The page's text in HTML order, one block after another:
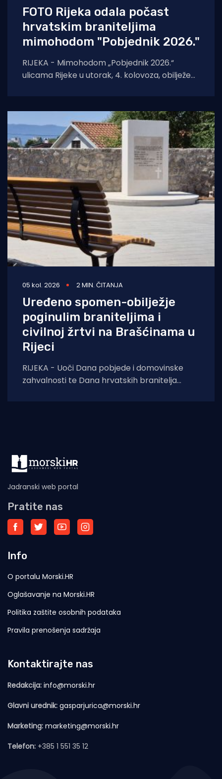
FOTO Rijeka odala počast
hrvatskim braniteljima
mimohodom "Pobjednik 2026."
RIJEKA - Mimohodom „Pobjednik 2026.“
ulicama Rijeke u utorak, 4. kolovoza, obilježeni
05 kol. 2026 2 MIN. ČITANJA
Uređeno spomen-obilježje
poginulim braniteljima i
civilnoj žrtvi na Brašćinama u
Rijeci
RIJEKA - Uoči Dana pobjede i domovinske
zahvalnosti te Dana hrvatskih branitelja
Jadranski web portal
Pratite nas
Info
O portalu Morski.HR
Oglašavanje na Morski.HR
Politika zaštite osobnih podataka
Pravila prenošenja sadržaja
Kontaktirajte nas
Redakcija: info@morski.hr
Glavni urednik: gasparjurica@morski.hr
Marketing: marketing@morski.hr
Telefon: +385 1 551 35 12